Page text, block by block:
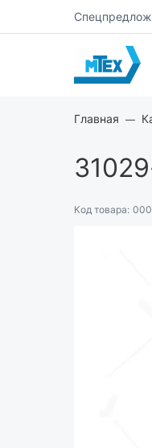
Главная
Код товара: